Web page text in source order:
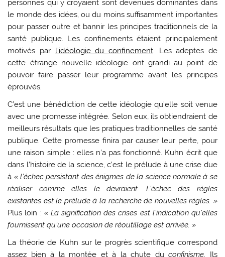
personnes qui y croyaient sont devenues dominantes dans
le monde des idées, ou du moins suffisamment importantes
pour passer outre et bannir les principes traditionnels de la
santé publique. Les confinements étaient principalement
motivés par l’idéologie du confinement. Les adeptes de
cette étrange nouvelle idéologie ont grandi au point de
pouvoir faire passer leur programme avant les principes
éprouvés.
C’est une bénédiction de cette idéologie qu’elle soit venue
avec une promesse intégrée. Selon eux, ils obtiendraient de
meilleurs résultats que les pratiques traditionnelles de santé
publique. Cette promesse finira par causer leur perte, pour
une raison simple : elles n’a pas fonctionné. Kuhn écrit que
dans l’histoire de la science, c’est le prélude à une crise due
à « l’échec persistant des énigmes de la science normale à se
réaliser comme elles le devraient. L’échec des règles
existantes est le prélude à la recherche de nouvelles règles. »
Plus loin : « La signification des crises est l’indication qu’elles
fournissent qu’une occasion de réoutillage est arrivée. »
La théorie de Kuhn sur le progrès scientifique correspond
assez bien à la montée et à la chute duconfinisme. Ils